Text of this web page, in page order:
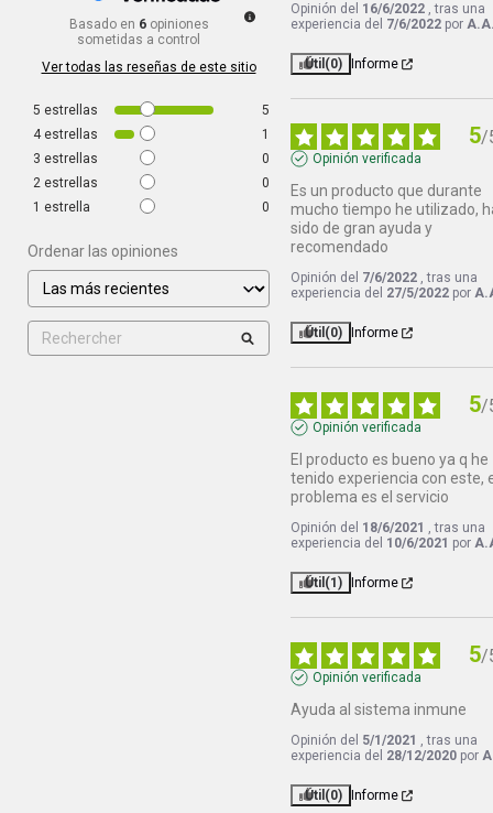
Basado en 6 opiniones
sometidas a control
Ver todas las reseñas de este sitio
5 estrellas
5
4 estrellas
1
3 estrellas
0
2 estrellas
0
1 estrella 0
Ordenar las opiniones
Opinión del 16/6/2022 , tras una
experiencia del 7/6/2022 por
Útil (0) Informe
5/
Opinión verificada
Es un producto que durante
mucho tiempo he utilizado,
sido de gran ayuda y
recomendado
Opinión del 7/6/2022 , tras una
experiencia del 27/5/2022 por
Útil (0) Informe
5/
Opinión verificada
El producto es bueno ya q he
tenido experiencia con este,
problema es el servicio
Opinión del 18/6/2021 , tras una
experiencia del 10/6/2021 por
Útil (1) Informe
5/
Opinión verificada
Ayuda al sistema inmune
Opinión del 5/1/2021 , tras una
experiencia del 28/12/2020 por
Útil (0) Informe